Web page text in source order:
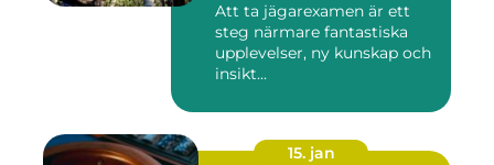
Att ta jägarexamen är ett
steg närmare fantastiska
upplevelser, ny kunskap och
insikt...
15. jan